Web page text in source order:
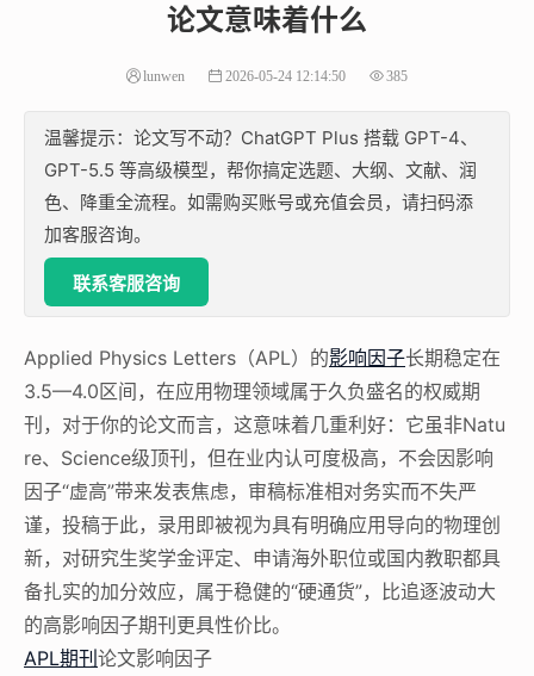
论文意味着什么
lunwen 2026-05-24 12:14:50 385
温馨提示：论文写不动？ChatGPT Plus 搭载 GPT-4、
GPT-5.5 等高级模型，帮你搞定选题、大纲、文献、润
色、降重全流程。如需购买账号或充值会员，请扫码添
加客服咨询。
联系客服咨询
Applied Physics Letters（APL）的影响因子长期稳定在
3.5—4.0区间，在应用物理领域属于久负盛名的权威期
刊，对于你的论文而言，这意味着几重利好：它虽非Natu
re、Science级顶刊，但在业内认可度极高，不会因影响
因子“虚高”带来发表焦虑，审稿标准相对务实而不失严
谨，投稿于此，录用即被视为具有明确应用导向的物理创
新，对研究生奖学金评定、申请海外职位或国内教职都具
备扎实的加分效应，属于稳健的“硬通货”，比追逐波动大
的高影响因子期刊更具性价比。
APL期刊论文影响因子